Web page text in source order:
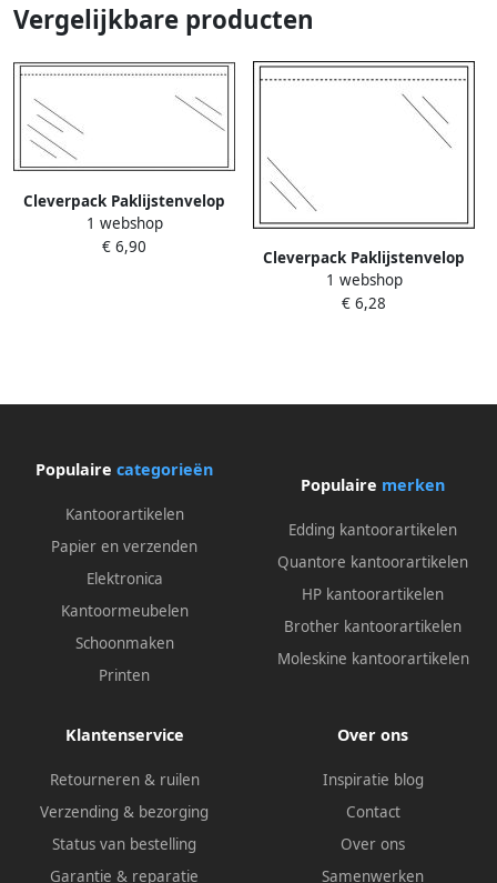
Vergelijkbare producten
Cleverpack Paklijstenvelop
zelfklevend onbedrukt
230x110mm pakà 100 stuks
1 webshop
€ 6,90
Cleverpack Paklijstenvelop
zelfklevend onbedrukt
165x112mm pakà 100 stuks
1 webshop
€ 6,28
Populaire categorieën
Kantoorartikelen
Papier en verzenden
Elektronica
Kantoormeubelen
Schoonmaken
Printen
Populaire merken
Edding kantoorartikelen
Quantore kantoorartikelen
HP kantoorartikelen
Brother kantoorartikelen
Moleskine kantoorartikelen
Klantenservice
Retourneren & ruilen
Verzending & bezorging
Status van bestelling
Garantie & reparatie
Over ons
Inspiratie blog
Contact
Over ons
Samenwerken